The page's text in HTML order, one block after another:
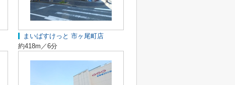
まいばすけっと 市ヶ尾町店
約418m／6分